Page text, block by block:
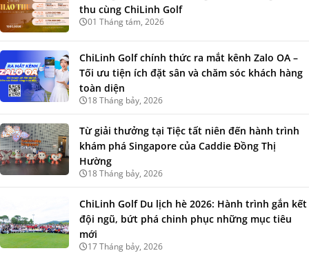
thu cùng ChiLinh Golf
01 Tháng tám, 2026
ChiLinh Golf chính thức ra mắt kênh Zalo OA –
Tối ưu tiện ích đặt sân và chăm sóc khách hàng
toàn diện
18 Tháng bảy, 2026
Từ giải thưởng tại Tiệc tất niên đến hành trình
khám phá Singapore của Caddie Đồng Thị
Hường
18 Tháng bảy, 2026
ChiLinh Golf Du lịch hè 2026: Hành trình gắn kết
đội ngũ, bứt phá chinh phục những mục tiêu
mới
17 Tháng bảy, 2026